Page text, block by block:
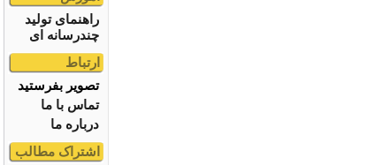
راهنمای تولید
چندرسانه ای
ارتباط
تصویر بفرستید
تماس با ما
درباره ما
اشتراک مطالب